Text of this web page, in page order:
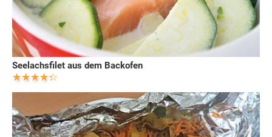
Seelachsfilet aus dem Backofen